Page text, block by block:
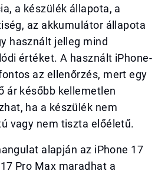
a készülék állapota, a
az akkumulátor állapota
használt jelleg mind
értéket. A használt iPhone-
az ellenőrzés, mert egy
ár később kellemetlen
ha a készülék nem
vagy nem tiszta előéletű.
alapján az iPhone 17
Pro Max maradhat a